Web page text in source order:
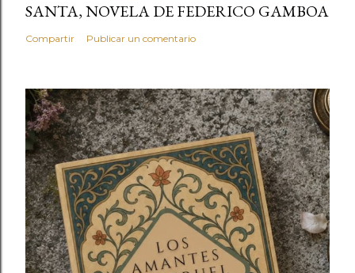
SANTA, NOVELA DE FEDERICO GAMBOA
Compartir Publicar un comentario